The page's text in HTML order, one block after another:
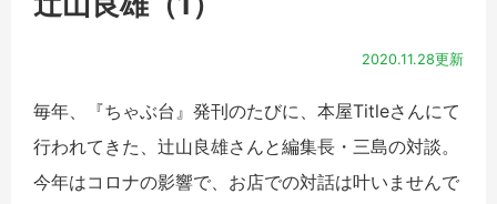
2020.11.28更新
毎年、『ちゃぶ台』発刊のたびに、本屋Titleさんにて
行われてきた、辻山良雄さんと編集長・三島の対談。
今年はコロナの影響で、お店での対話は叶いませんで